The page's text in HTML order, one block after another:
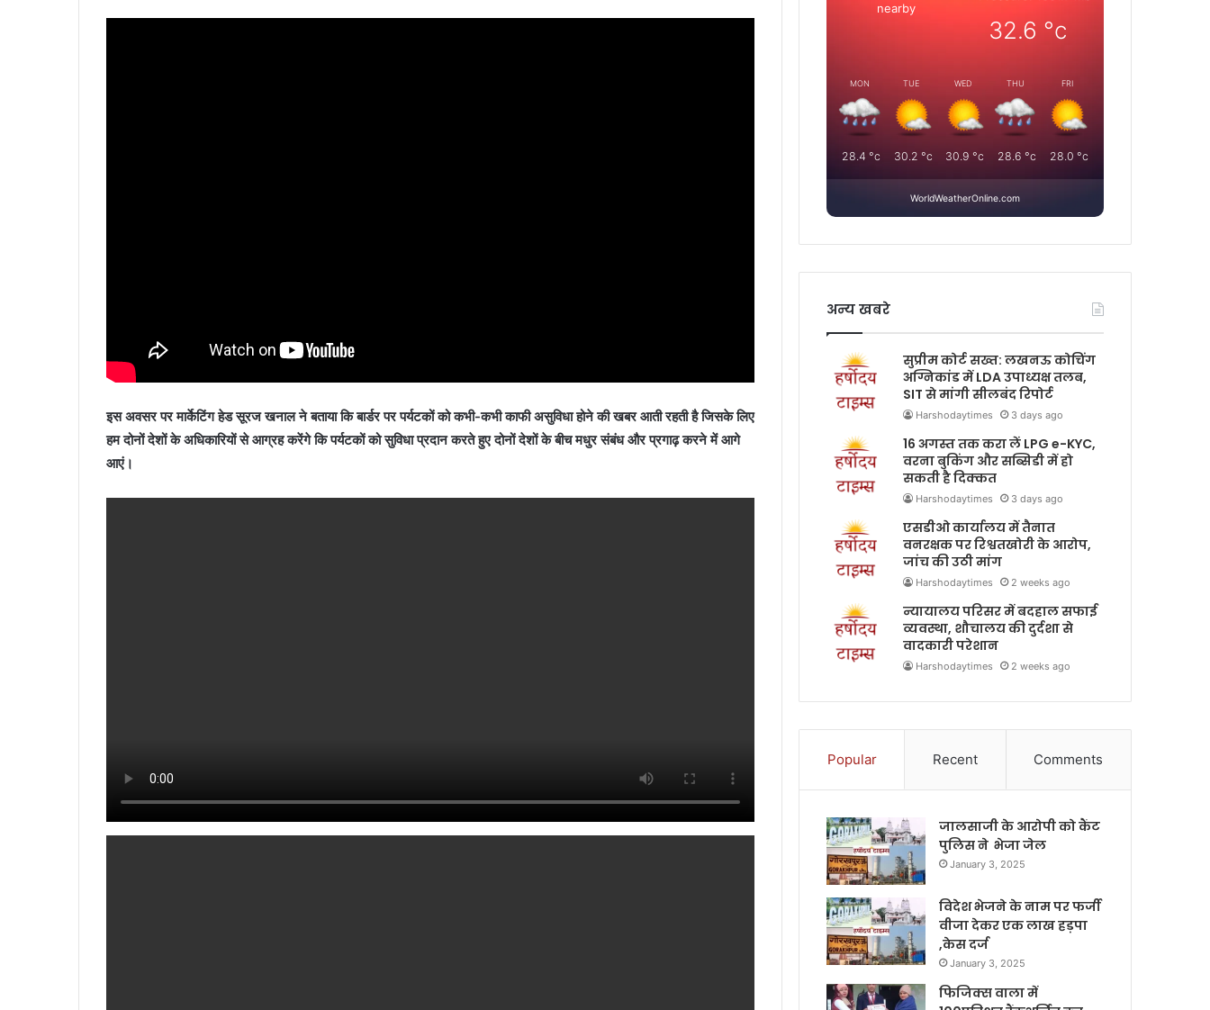
इस अवसर पर मार्केटिंग हेड सूरज खनाल ने बताया कि बार्डर पर पर्यटकों को कभी-कभी काफी असुविधा होने की खबर आती रहती है जिसके लिए
हम दोनों देशों के अधिकारियों से आग्रह करेंगे कि पर्यटकों को सुविधा प्रदान करते हुए दोनों देशों के बीच मधुर संबंध और प्रगाढ़ करने में आगे
आएं।
nearby
32.6 °c
MON
28.4 °c
TUE
30.2 °c
WED
30.9 °c
THU
28.6 °c
FRI
28.0 °c
WorldWeatherOnline.com
अन्य खबरे
सुप्रीम कोर्ट सख्त: लखनऊ कोचिंग
अग्निकांड में LDA उपाध्यक्ष तलब,
SIT से मांगी सीलबंद रिपोर्ट
Harshodaytimes 3 days ago
16 अगस्त तक करा लें LPG e-KYC,
वरना बुकिंग और सब्सिडी में हो
सकती है दिक्कत
Harshodaytimes 3 days ago
एसडीओ कार्यालय में तैनात
वनरक्षक पर रिश्वतखोरी के आरोप,
जांच की उठी मांग
Harshodaytimes 2 weeks ago
न्यायालय परिसर में बदहाल सफाई
व्यवस्था, शौचालय की दुर्दशा से
वादकारी परेशान
Harshodaytimes 2 weeks ago
Popular Recent Comments
जालसाजी के आरोपी को कैंट
पुलिस ने भेजा जेल
January 3, 2025
विदेश भेजने के नाम पर फर्जी
वीजा देकर एक लाख हड़पा
,केस दर्ज
January 3, 2025
फिजिक्स वाला में